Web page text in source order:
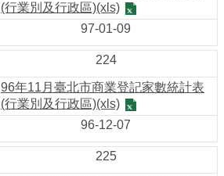
(行業別及行政區)(xls)
97-01-09
224
96年11月臺北市商業登記家數統計表
(行業別及行政區)(xls)
96-12-07
225